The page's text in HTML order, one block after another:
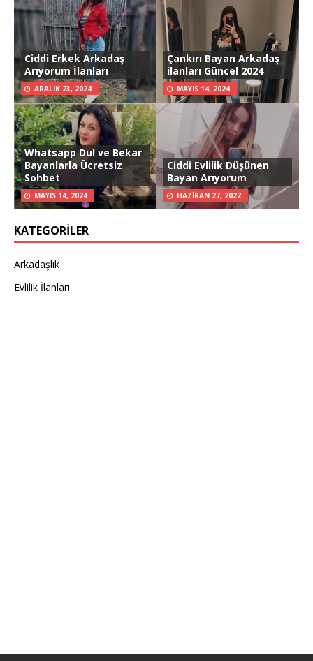
Ciddi Erkek Arkadaş
Arıyorum İlanları
ARALIK 23, 2024
Çankırı Bayan Arkadaş
ilanları Güncel 2024
MAYIS 14, 2024
Whatsapp Dul ve Bekar
Bayanlarla Ücretsiz
Sohbet
MAYIS 14, 2024
Ciddi Evlilik Düşünen
Bayan Arıyorum
HAZIRAN 27, 2022
KATEGORILER
Arkadaşlık
Evlilik İlanları